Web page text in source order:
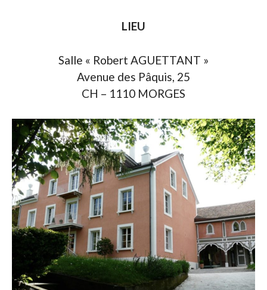
LIEU
Salle « Robert AGUETTANT »
Avenue des Pâquis, 25
CH – 1110 MORGES